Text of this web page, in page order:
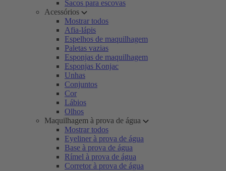
Sacos para escovas
Acessórios
Mostrar todos
Afia-lápis
Espelhos de maquilhagem
Paletas vazias
Esponjas de maquilhagem
Esponjas Konjac
Unhas
Conjuntos
Cor
Lábios
Olhos
Maquilhagem à prova de água
Mostrar todos
Eyeliner à prova de água
Base à prova de água
Rímel à prova de água
Corretor à prova de água